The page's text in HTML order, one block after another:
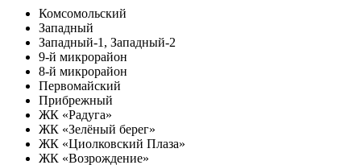
Комсомольский
Западный
Западный-1, Западный-2
9-й микрорайон
8-й микрорайон
Первомайский
Прибрежный
ЖК «Радуга»
ЖК «Зелёный берег»
ЖК «Циолковский Плаза»
ЖК «Возрождение»